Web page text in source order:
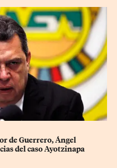
de Guerrero, Ángel
del caso Ayotzinapa